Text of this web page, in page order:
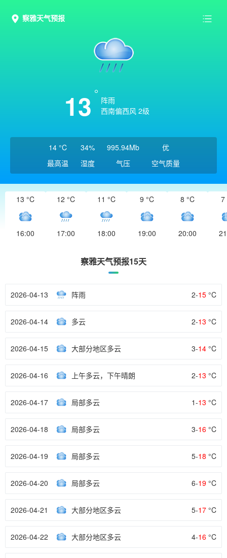
察雅天气预报
13
阵雨
西南偏西风 2级
14 °C
最高温
34%
湿度
995.94Mb
气压
优
空气质量
13 °C
16:00
12 °C
17:00
11 °C
18:00
9 °C
19:00
8 °C
20:00
7
察雅天气预报15天
2026-04-13 阵雨 2-15 °C
2026-04-14 多云 2-13 °C
2026-04-15 大部分地区多云 3-14 °C
2026-04-16 上午多云，下午晴朗 2-13 °C
2026-04-17 局部多云 1-13 °C
2026-04-18 局部多云 3-16 °C
2026-04-19 局部多云 5-18 °C
2026-04-20 局部多云 6-19 °C
2026-04-21 大部分地区多云 5-17 °C
2026-04-22 大部分地区多云 4-16 °C